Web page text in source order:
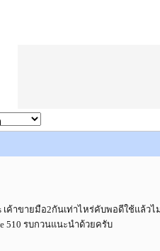
เค้าขายมือ2กันเท่าไหร่คับพอดีใช้แล้
510 รบกวนแนะนำด้วยครับ